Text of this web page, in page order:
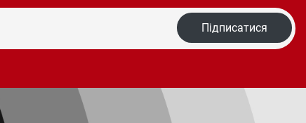
Підписатися